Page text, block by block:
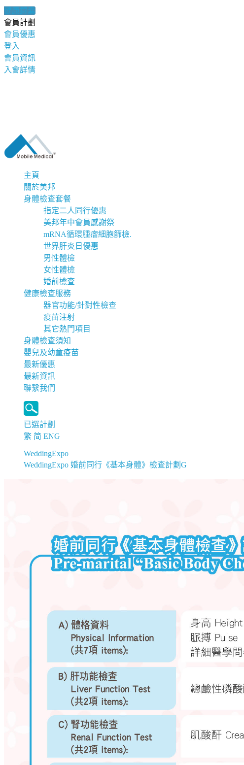
健康錦囊
會員計劃
會員優惠
登入
會員資訊
入會詳情
主頁
關於美邦
身體檢查套餐
指定二人同行優惠
美邦年中會員感謝祭
mRNA循環腫瘤細胞篩檢.
世界肝炎日優惠
男性體檢
女性體檢
婚前檢查
健康檢查服務
器官功能/針對性檢查
疫苗注射
其它熱門項目
身體檢查須知
嬰兒及幼童疫苗
最新優惠
最新資訊
聯繫我們
已選計劃
繁 简 ENG
WeddingExpo
WeddingExpo 婚前同行《基本身體》檢查計劃G